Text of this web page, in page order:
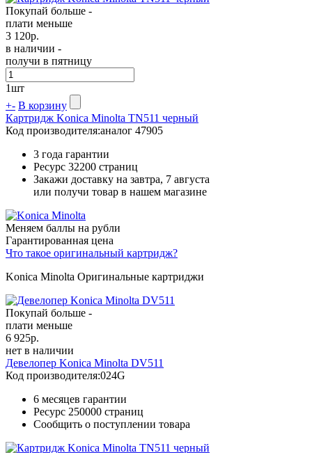
Покупай больше -
плати меньше
3 120р.
в наличии -
получи в пятницу
1шт
+- В корзину
Картридж Konica Minolta TN511 черный
Код производителя:аналог 47905
3 года гарантии
Ресурс 32200 страниц
Закажи доставку на завтра, 7 августа
или получи товар в нашем магазине
Меняем баллы на рубли
Гарантированная цена
Что такое оригинальный картридж?
Konica Minolta Оригинальные картриджи
Покупай больше -
плати меньше
6 925р.
нет в наличии
Девелопер Konica Minolta DV511
Код производителя:024G
6 месяцев гарантии
Ресурс 250000 страниц
Сообщить о поступлении товара